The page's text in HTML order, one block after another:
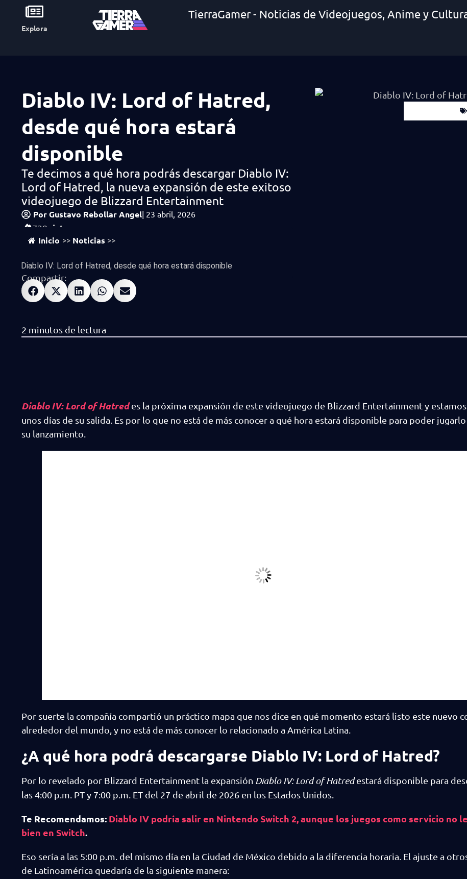
Explora
TierraGamer - Noticias de Videojuegos, Anime y
Diablo IV: Lord of Hatred,
desde qué hora estará
disponible
Te decimos a qué hora podrás descargar Diablo IV:
Lord of Hatred, la nueva expansión de este exitoso
videojuego de Blizzard Entertainment
PorGustavo Rebollar Angel| 23 abril, 2026
739 vistas
Inicio >> Noticias >>
Diablo IV: Lord of Hatred, desde qué hora estará disponible
Compartir:
Diablo IV: Lord of Hatredes la próxima expansión de este videojuego de Blizzard Entertainment y
unos días de su salida. Es por lo que no está de más conocer a qué hora estará disponible para poder
su lanzamiento.
Por suerte la compañía compartió un práctico mapa que nos dice en qué momento estará listo este nuevo
alrededor del mundo, y no está de más conocer lo relacionado a América Latina.
¿A qué hora podrá descargarse Diablo IV: Lord of Hatred?
Por lo revelado por Blizzard Entertainment la expansión Diablo IV: Lord of Hatredestará disponible para
las 4:00 p.m. PT y 7:00 p.m. ET del 27 de abril de 2026 en los Estados Unidos.
Te Recomendamos: Diablo IV podría salir en Nintendo Switch 2, aunque los juegos como servicio no
bien en Switch.
Eso sería a las 5:00 p.m. del mismo día en la Ciudad de México debido a la diferencia horaria. El ajuste a
de Latinoamérica quedaría de la siguiente manera: